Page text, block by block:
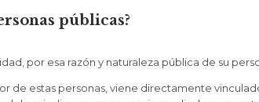
públicas?
por esa razón y naturaleza pública de su
de estas personas, viene directamente